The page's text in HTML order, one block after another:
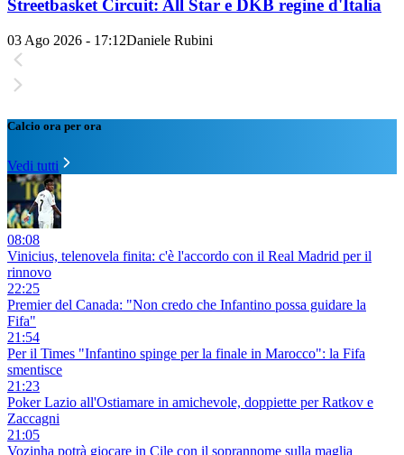
Streetbasket Circuit: All Star e DKB regine d'Italia
03 Ago 2026 - 17:12Daniele Rubini
Calcio ora per ora
Vedi tutti
08:08
Vinicius, telenovela finita: c'è l'accordo con il Real Madrid per il
rinnovo
22:25
Premier del Canada: "Non credo che Infantino possa guidare la
Fifa"
21:54
Per il Times "Infantino spinge per la finale in Marocco": la Fifa
smentisce
21:23
Poker Lazio all'Ostiamare in amichevole, doppiette per Ratkov e
Zaccagni
21:05
Vozinha potrà giocare in Cile con il soprannome sulla maglia